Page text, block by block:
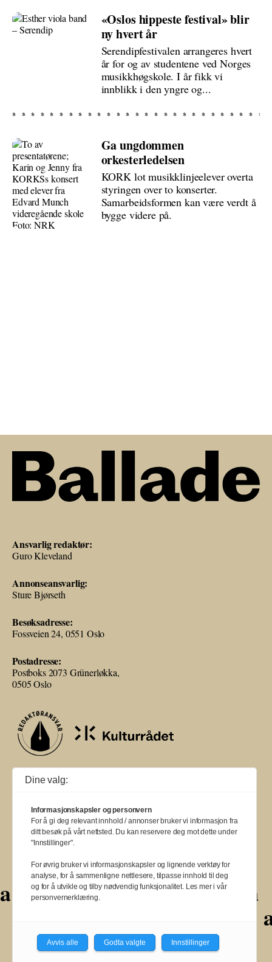
«Oslos hippeste festival» blir
ny hvert år
Serendipfestivalen arrangeres hvert
år for og av studentene ved Norges
musikkhøgskole. I år fikk vi
innblikk i den yngre og...
Ga ungdommen
orkesterledelsen
KORK lot musikklinjeelever overta
styringen over to konserter.
Samarbeidsformen kan være verdt å
bygge videre på.
Ansvarlig redaktør:
Guro Kleveland
Annonseansvarlig:
Sture Bjørseth
Besøksadresse:
Fossveien 24, 0551 Oslo
Postadresse:
Postboks 2073 Grünerløkka,
0505 Oslo
Ballade mottar tilskudd fra Norsk kulturråd, i tillegg til økonomisk støtte
fra eierne NOPA, Norsk komponistforening og Musikkforleggerne.
BALLADE — NORGES MUSIKKMAGASIN
a aa a aa
Dine valg:
Informasjonskapsler og personvern
For å gi deg relevant innhold / annonser bruker vi informasjon fra
ditt besøk på vårt nettsted. Du kan reservere deg mot dette under
"Innstillinger".
For øvrig bruker vi informasjonskapsler og lignende verktøy for
analyse, for å sammenligne nettlesere, tilpasse innhold til deg
og for å utvikle og tilby nødvendig funksjonalitet. Les mer i vår
personvernerklæring.
Avvis alle Godta valgte Innstillinger